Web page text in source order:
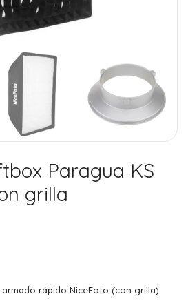
Paragua KS
grilla
armado rápido NiceFoto (con grilla)